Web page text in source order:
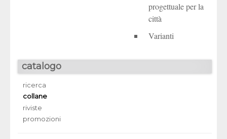
progettuale per la
città
Varianti
catalogo
ricerca
collane
riviste
promozioni